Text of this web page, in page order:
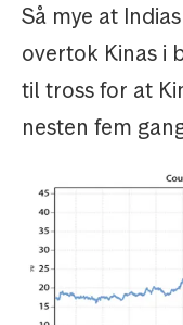
Så mye at
overtok Kinas i
til tross for at
nesten fem